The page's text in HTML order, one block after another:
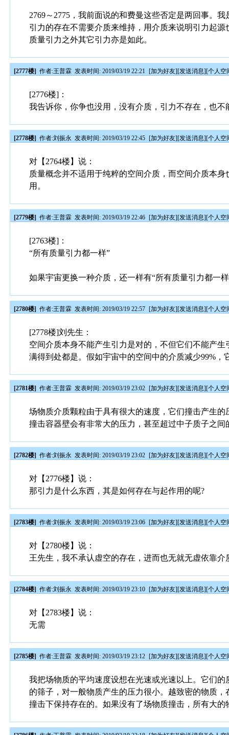
2769～2775，我前面说的和费曼这些否定是两回事。
引力的存在不需要介质来维持，用介质来说明引力起源
质量引力之外其它引力亦是如此。
[2777楼] 作者:王普霖 发表时间: 2019/03/19 22:21 [加为好友][发送消息][个人空
[2776楼]：
我告诉你，你争也没用，没有介质，引力不存在，也不
[2778楼] 作者:刘振永 发表时间: 2019/03/19 22:45 [加为好友][发送消息][个人空
对【2764楼】说：
质量概念并不适用于纯粹的空间介质，而空间介质本
用。
[2779楼] 作者:王普霖 发表时间: 2019/03/19 22:46 [加为好友][发送消息][个人空
[2763楼]：
“所有质量引力都一样”
如果宇宙更换一种介质，还一样有“所有质量引力都一
[2780楼] 作者:王普霖 发表时间: 2019/03/19 22:57 [加为好友][发送消息][个人空
[2778楼]刘先生：
空间介质本身不能产生引力是对的，不但它们不能产
满得到处都是。假如宇宙中的空间中的介质减少99%
[2781楼] 作者:王普霖 发表时间: 2019/03/19 23:02 [加为好友][发送消息][个人空
场物质介质颗粒由于具有很大的速度，它们撞击产生
撞击容器壁会有非常大的压力，甚至超过中子质子之间
[2782楼] 作者:刘振永 发表时间: 2019/03/19 23:02 [加为好友][发送消息][个人空
对【2776楼】说：
那引力是什么东西，其是如何存在与起作用的呢?
[2783楼] 作者:刘振永 发表时间: 2019/03/19 23:06 [加为好友][发送消息][个人空
对【2780楼】说：
王先生，我不承认虚空的存在，进而也无就无虚依靠
[2784楼] 作者:刘振永 发表时间: 2019/03/19 23:10 [加为好友][发送消息][个人空
对【2783楼】说：
无需
[2785楼] 作者:王普霖 发表时间: 2019/03/19 23:12 [加为好友][发送消息][个人空
我把场物质的平均速度设想在光速或光速以上。它们
的筛子，对一般物质产生的压力很小。越致密的物质
撞击下保持存在的。如果没有了场物质撞击，所有大